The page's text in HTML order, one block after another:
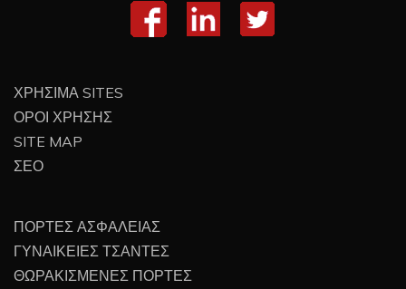
ΧΡΗΣΙΜΑ SITES
ΟΡΟΙ ΧΡΗΣΗΣ
SITE MAP
ΣΕΟ
ΠΟΡΤΕΣ ΑΣΦΑΛΕΙΑΣ
ΓΥΝΑΙΚΕΙΕΣ ΤΣΑΝΤΕΣ
ΘΩΡΑΚΙΣΜΕΝΕΣ ΠΟΡΤΕΣ